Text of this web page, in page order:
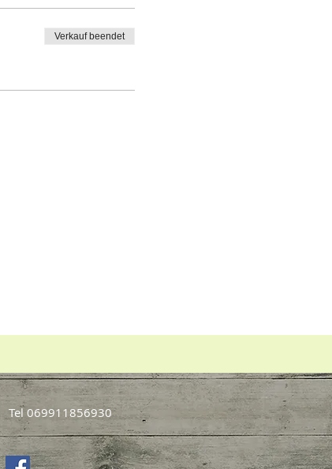
Verkauf beendet
Tel 069911856930